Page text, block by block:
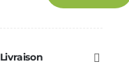
Complet
Livraison